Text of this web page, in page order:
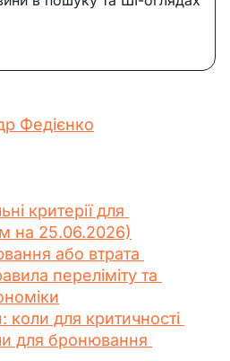
Федієнко
критерії для
на 25.06.2026)
або втрата
переліміту та
коли для критичності
для бронювання